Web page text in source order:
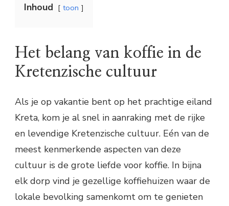
Inhoud toon
Het belang van koffie in de
Kretenzische cultuur
Als je op vakantie bent op het prachtige eiland
Kreta, kom je al snel in aanraking met de rijke
en levendige Kretenzische cultuur. Eén van de
meest kenmerkende aspecten van deze
cultuur is de grote liefde voor koffie. In bijna
elk dorp vind je gezellige koffiehuizen waar de
lokale bevolking samenkomt om te genieten